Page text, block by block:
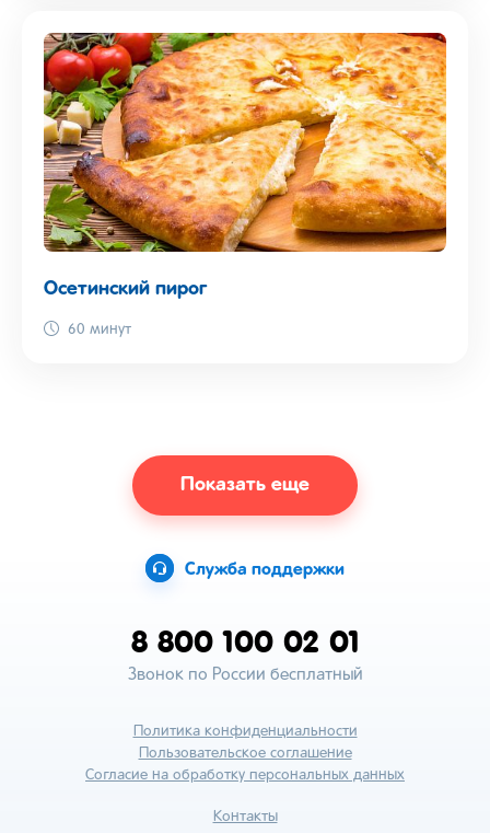
Осетинский пирог
60 минут
Показать еще
Служба поддержки
8 800 100 02 01
Звонок по России бесплатный
Политика конфиденциальности
Пользовательское соглашение
Согласие на обработку персональных данных
Контакты